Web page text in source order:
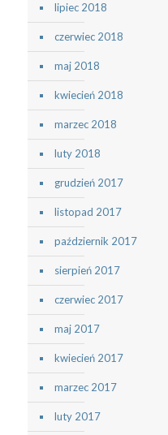
lipiec 2018
czerwiec 2018
maj 2018
kwiecień 2018
marzec 2018
luty 2018
grudzień 2017
listopad 2017
październik 2017
sierpień 2017
czerwiec 2017
maj 2017
kwiecień 2017
marzec 2017
luty 2017